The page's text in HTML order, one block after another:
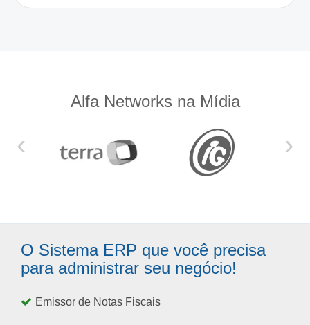
Alfa Networks na Mídia
‹ ›
O Sistema ERP que você precisa
para administrar seu negócio!
Emissor de Notas Fiscais